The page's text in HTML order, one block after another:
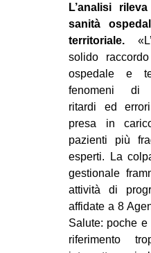
MEDIO
L’analisi
sanità
territoriale.
solido
ospedale e
fenomeni di
ritardi ed
presa in
pazienti più
esperti. La
gestionale
attività di
affidate a 8
Salute: poche
riferimento